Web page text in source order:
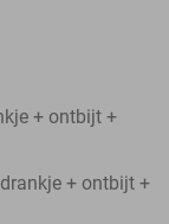
+ ontbijt +
+ ontbijt +